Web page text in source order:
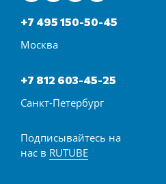
+7 495 150-50-45
Москва
+7 812 603-45-25
Санкт-Петербург
Подписывайтесь на
нас в RUTUBE